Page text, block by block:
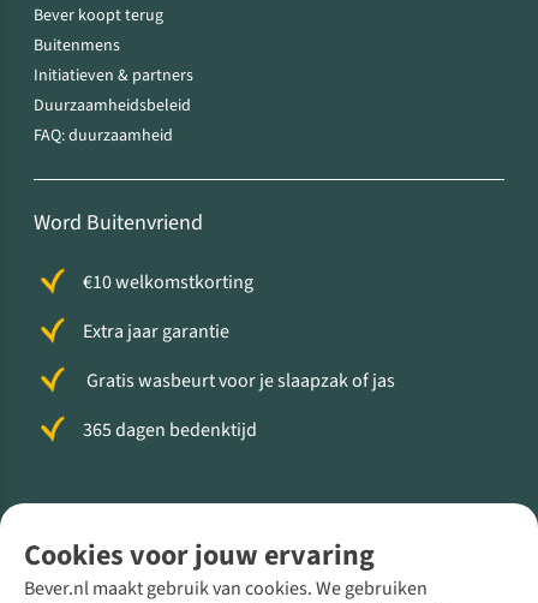
Cookies voor jouw ervaring
Bever.nl maakt gebruik van cookies. We gebruiken
Bever koopt terug
Buitenmens
Initiatieven & partners
Duurzaamheidsbeleid
FAQ: duurzaamheid
Word Buitenvriend
€10 welkomstkorting
Extra jaar garantie
Gratis wasbeurt voor je slaapzak of jas
365 dagen bedenktijd